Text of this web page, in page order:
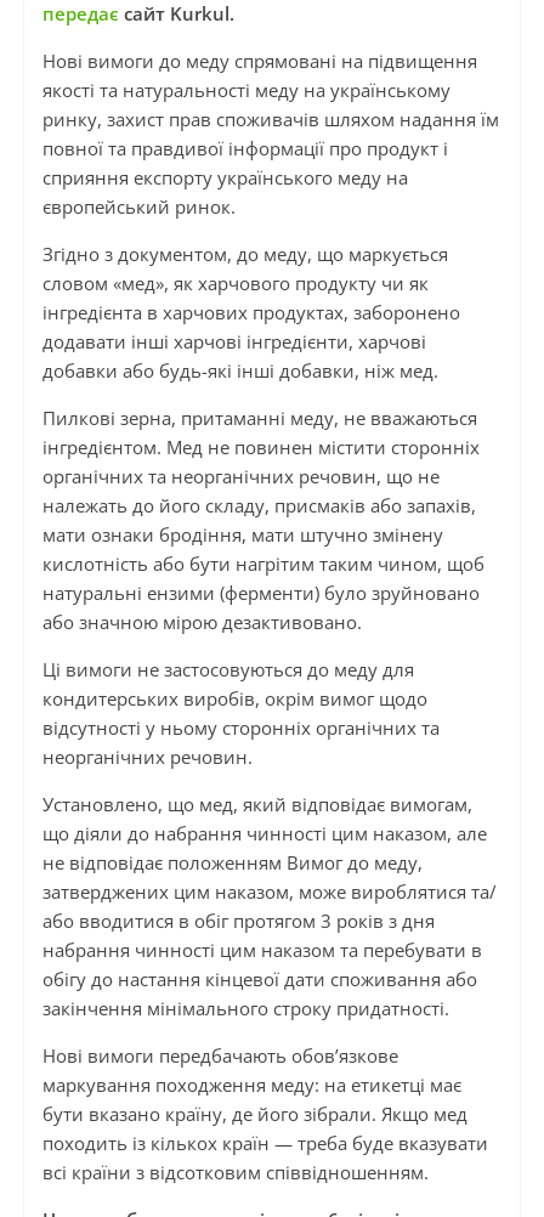
передає сайт Kurkul.
Нові вимоги до меду спрямовані на підвищення
якості та натуральності меду на українському
ринку, захист прав споживачів шляхом надання їм
повної та правдивої інформації про продукт і
сприяння експорту українського меду на
європейський ринок.
Згідно з документом, до меду, що маркується
словом «мед», як харчового продукту чи як
інгредієнта в харчових продуктах, заборонено
додавати інші харчові інгредієнти, харчові
добавки або будь-які інші добавки, ніж мед.
Пилкові зерна, притаманні меду, не вважаються
інгредієнтом. Мед не повинен містити сторонніх
органічних та неорганічних речовин, що не
належать до його складу, присмаків або запахів,
мати ознаки бродіння, мати штучно змінену
кислотність або бути нагрітим таким чином, щоб
натуральні ензими (ферменти) було зруйновано
або значною мірою дезактивовано.
Ці вимоги не застосовуються до меду для
кондитерських виробів, окрім вимог щодо
відсутності у ньому сторонніх органічних та
неорганічних речовин.
Установлено, що мед, який відповідає вимогам,
що діяли до набрання чинності цим наказом, але
не відповідає положенням Вимог до меду,
затверджених цим наказом, може вироблятися та/
або вводитися в обіг протягом 3 років з дня
набрання чинності цим наказом та перебувати в
обігу до настання кінцевої дати споживання або
закінчення мінімального строку придатності.
Нові вимоги передбачають обов’язкове
маркування походження меду: на етикетці має
бути вказано країну, де його зібрали. Якщо мед
походить із кількох країн — треба буде вказувати
всі країни з відсотковим співвідношенням.